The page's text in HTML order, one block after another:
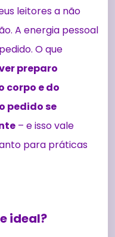
leitores a não
A energia pessoal
O que
preparo
corpo e do
pedido se
– e isso vale
para práticas
ideal?